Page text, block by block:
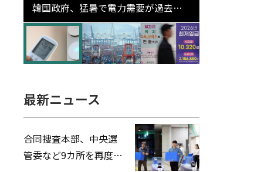
韓国政府、猛暑で電力需要が過去最
高更新の可能性に需給対応体制を点
検
最新ニュース
合同捜査本部、中央選
管委など9カ所を再度家